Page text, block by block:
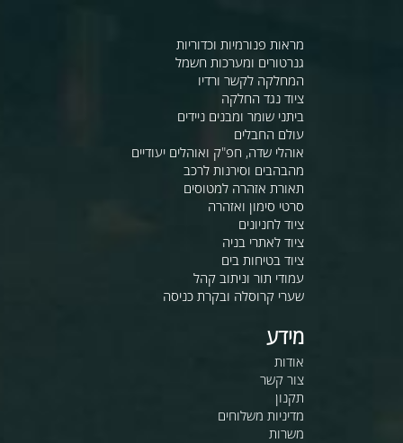
מראות פנורמיות וכדוריות
גנרטורים ומערכות חשמל
המחלקה לקשר ורדיו
ציוד נגד החלקה
ביתני שומר ומבנים ניידים
עולם החבלים
אוהלי שדה, חפ"ק ואוהלים יעודיים
מהבהבים וסירנות לרכב
תאורת אזהרה למטוסים
סרטי סימון ואזהרה
ציוד לחניונים
ציוד לאתרי בניה
ציוד בטיחות בים
עמודי תור וניתוב קהל
שערי קרוסלה ובקרת כניסה
מידע
אודות
צור קשר
תקנון
מדיניות משלוחים
משרות